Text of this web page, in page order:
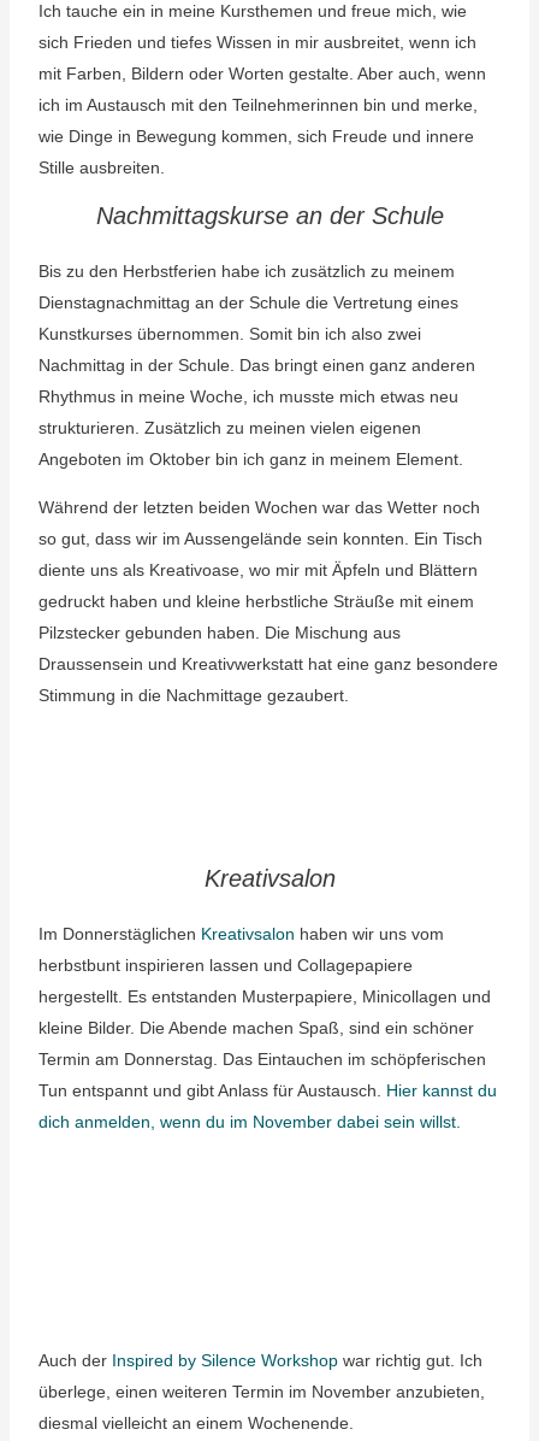
Ich tauche ein in meine Kursthemen und freue mich, wie
sich Frieden und tiefes Wissen in mir ausbreitet, wenn ich
mit Farben, Bildern oder Worten gestalte. Aber auch, wenn
ich im Austausch mit den Teilnehmerinnen bin und merke,
wie Dinge in Bewegung kommen, sich Freude und innere
Stille ausbreiten.
Nachmittagskurse an der Schule
Bis zu den Herbstferien habe ich zusätzlich zu meinem
Dienstagnachmittag an der Schule die Vertretung eines
Kunstkurses übernommen. Somit bin ich also zwei
Nachmittag in der Schule. Das bringt einen ganz anderen
Rhythmus in meine Woche, ich musste mich etwas neu
strukturieren. Zusätzlich zu meinen vielen eigenen
Angeboten im Oktober bin ich ganz in meinem Element.
Während der letzten beiden Wochen war das Wetter noch
so gut, dass wir im Aussengelände sein konnten. Ein Tisch
diente uns als Kreativoase, wo mir mit Äpfeln und Blättern
gedruckt haben und kleine herbstliche Sträuße mit einem
Pilzstecker gebunden haben. Die Mischung aus
Draussensein und Kreativwerkstatt hat eine ganz besondere
Stimmung in die Nachmittage gezaubert.
Kreativsalon
Im Donnerstäglichen Kreativsalon haben wir uns vom
herbstbunt inspirieren lassen und Collagepapiere
hergestellt. Es entstanden Musterpapiere, Minicollagen und
kleine Bilder. Die Abende machen Spaß, sind ein schöner
Termin am Donnerstag. Das Eintauchen im schöpferischen
Tun entspannt und gibt Anlass für Austausch. Hier kannst du
dich anmelden, wenn du im November dabei sein willst.
Auch der Inspired by Silence Workshopwar richtig gut. Ich
überlege, einen weiteren Termin im November anzubieten,
diesmal vielleicht an einem Wochenende.